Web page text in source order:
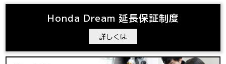
Honda Dream 延長保証制度
詳しくは